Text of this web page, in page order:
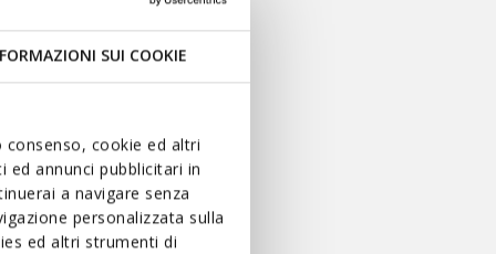
SUI COOKIE
cookie ed altri
ed annunci pubblicitari in
a navigare senza
personalizzata sulla
ed altri strumenti di